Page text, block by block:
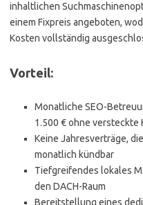
inhaltlichen
einem Fixpreis angeboten,
Kosten vollständig
Vorteil:
Monatliche SEO-
1.500 € ohne versteckte
Keine Jahresverträge,
monatlich kündbar
Tiefgreifendes lokales
den DACH-Raum
Bereitstellung eines